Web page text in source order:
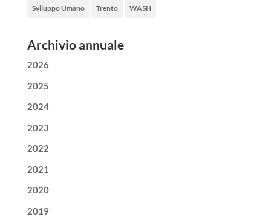
Sviluppo Umano Trento WASH
Archivio annuale
2026
2025
2024
2023
2022
2021
2020
2019